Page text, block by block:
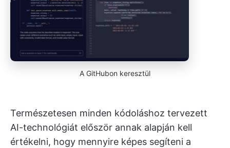
A GitHubon keresztül
Természetesen minden kódoláshoz tervezett
AI-technológiát először annak alapján kell
értékelni, hogy mennyire képes segíteni a